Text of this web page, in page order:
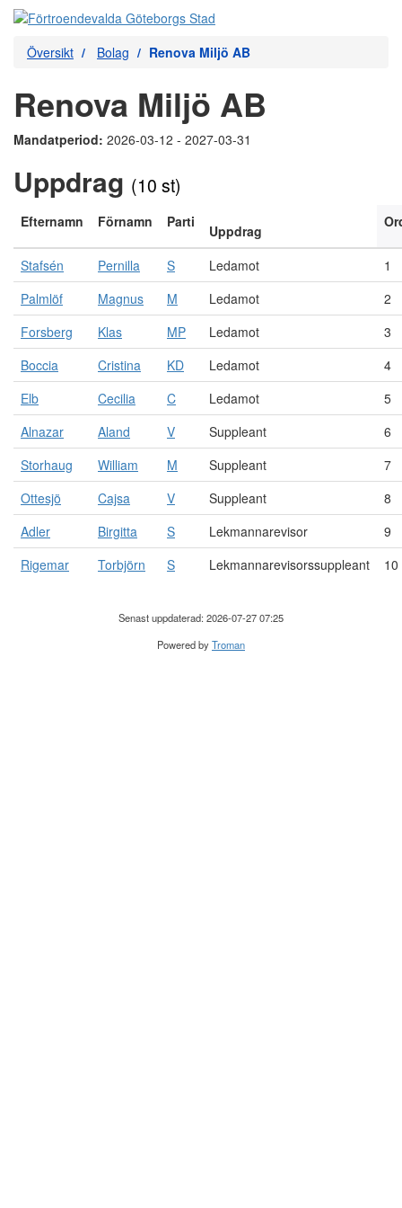
Översikt Bolag Renova Miljö AB
Renova Miljö AB
Mandatperiod: 2026-03-12 - 2027-03-31
Uppdrag (10 st)
Efternamn Förnamn Parti
Uppdrag
Stafsén Pernilla S Ledamot
1
Palmlöf
Magnus M Ledamot
2
Forsberg
Klas MP Ledamot
3
Boccia
Cristina KD Ledamot
4
Elb
Cecilia C Ledamot
5
Alnazar
Aland V Suppleant
6
Storhaug
William M Suppleant
7
Ottesjö
Cajsa V Suppleant
8
Adler
Birgitta S Lekmannarevisor
9
Rigemar
Torbjörn S Lekmannarevisorssuppleant 10
Senast uppdaterad: 2026-07-27 07:25
Powered byTroman